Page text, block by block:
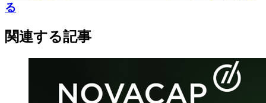
る
関連する記事